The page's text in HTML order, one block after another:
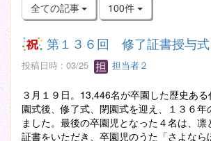
全ての記事 100件
第１３６回 修了証書授与式
投稿日時 : 03/25 担当者２
３月１９日。13,446名が卒園した歴史あ
園式後、修了式、閉園式を迎え、１３６年
ました。最後の卒園児となった４名は、凛
証書をいただき、卒園児のうた「さよなら